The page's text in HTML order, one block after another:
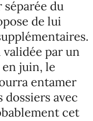
du
de lui
par un
juin, le
entamer
dossiers avec
cet